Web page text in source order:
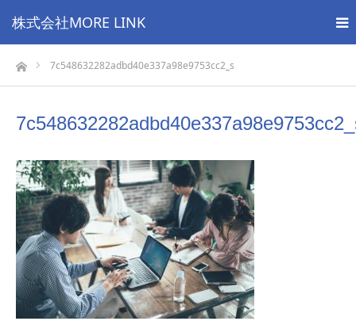
株式会社MORE LINK
ホーム7c548632282adbd40e337a98e9753cc2_s